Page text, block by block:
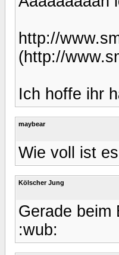
http://
(http://
Ich hoffe ihr
maybear
Wie voll ist
Kölscher Jung
Gerade beim
:wub: